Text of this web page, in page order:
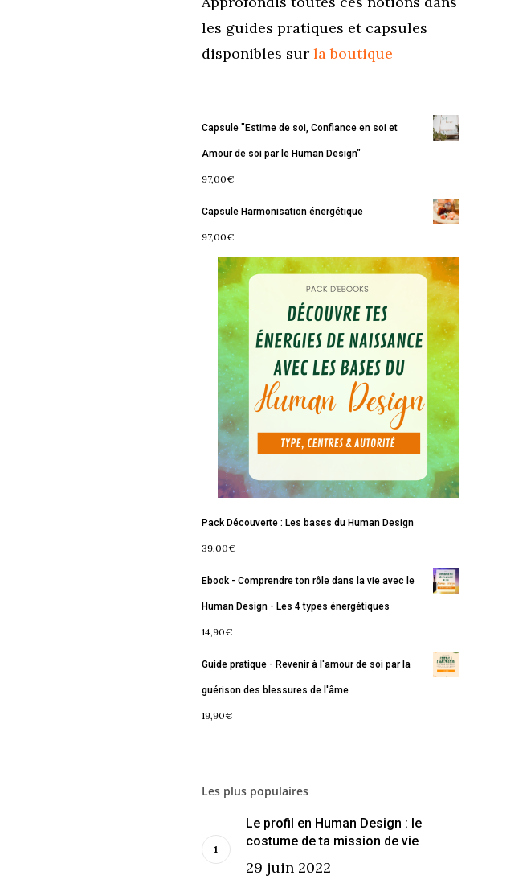
les guides pratiques et capsules
disponibles surla boutique
Capsule "Estime de soi, Confiance en soi et
Amour de soi par le Human Design"
97,00€
Capsule Harmonisation énergétique
97,00€
Pack Découverte : Les bases du Human Design
39,00€
Ebook - Comprendre ton rôle dans la vie avec le
Human Design - Les 4 types énergétiques
14,90€
Guide pratique - Revenir à l'amour de soi par la
guérison des blessures de l'âme
19,90€
Les plus populaires
Le profil en Human Design : le
costume de ta mission de vie
29 juin 2022